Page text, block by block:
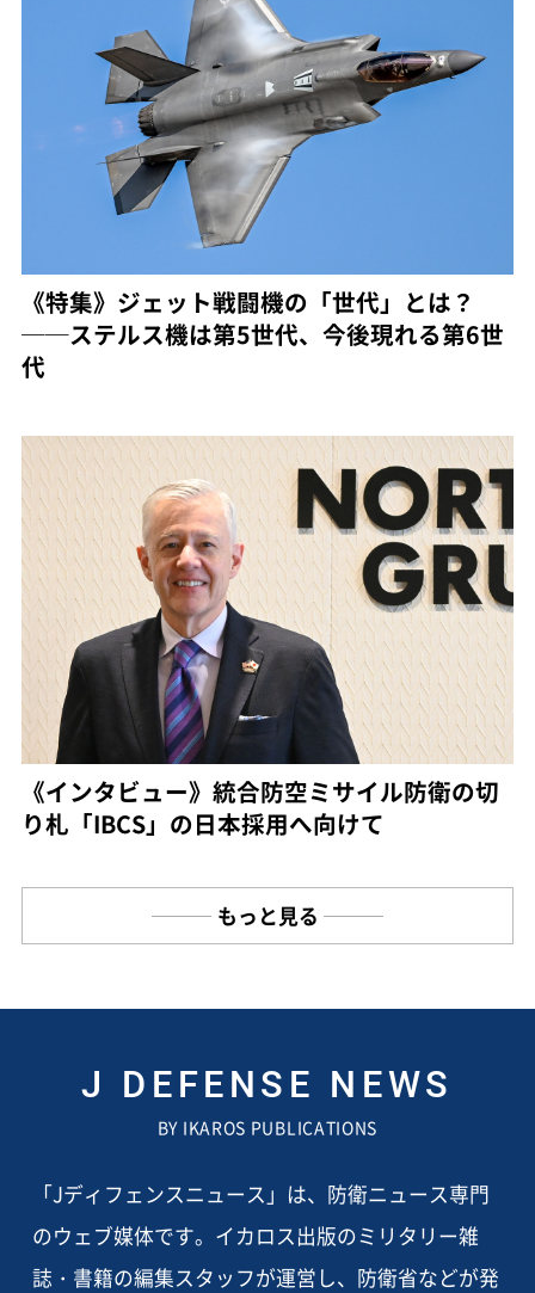
《特集》ジェット戦闘機の「世代」とは？
──ステルス機は第5世代、今後現れる第6世
代
《インタビュー》統合防空ミサイル防衛の切
り札「IBCS」の日本採用へ向けて
もっと見る
J DEFENSE NEWS
BY IKAROS PUBLICATIONS
「Jディフェンスニュース」は、防衛ニュース専門
のウェブ媒体です。イカロス出版のミリタリー雑
誌・書籍の編集スタッフが運営し、防衛省などが発